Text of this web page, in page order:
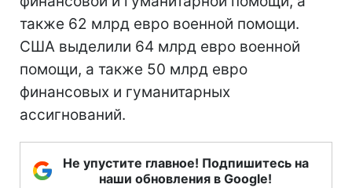
также 62 млрд евро военной помощи.
США выделили 64 млрд евро военной
помощи, а также 50 млрд евро
финансовых и гуманитарных
ассигнований.
Не упустите главное! Подпишитесь на
наши обновления в Google!